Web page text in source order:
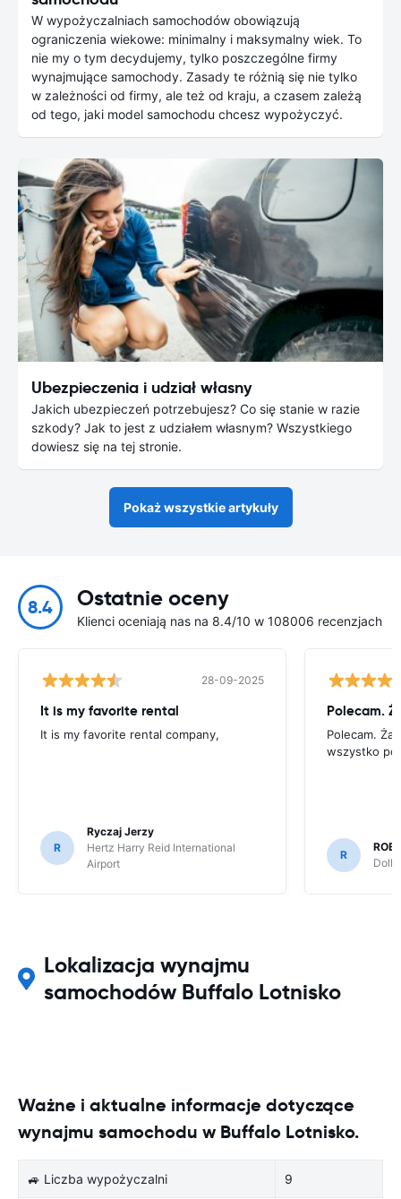
W wypożyczalniach samochodów obowiązują
ograniczenia wiekowe: minimalny i maksymalny wiek. To
nie my o tym decydujemy, tylko poszczególne firmy
wynajmujące samochody. Zasady te różnią się nie tylko
w zależności od firmy, ale też od kraju, a czasem zależą
od tego, jaki model samochodu chcesz wypożyczyć.
Ubezpieczenia i udział własny
Jakich ubezpieczeń potrzebujesz? Co się stanie w razie
szkody? Jak to jest z udziałem własnym? Wszystkiego
dowiesz się na tej stronie.
Pokaż wszystkie artykuły
8.4 Ostatnie oceny
Klienci oceniają nas na 8.4/10 w 108006 recenzjach
28-09-2025
It is my favorite rental
It is my favorite rental company,
R
Ryczaj Jerzy
Hertz Harry Reid International
Airport
Polecam.
wszystko
R
Lokalizacja wynajmu
samochodów Buffalo Lotnisko
Ważne i aktualne informacje dotyczące
wynajmu samochodu w Buffalo Lotnisko.
🚙 Liczba wypożyczalni 9